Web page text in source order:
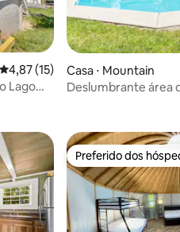
4,87 de uma avaliação média de
4,87 (15)
Lago
Casa ⋅ Mountain
Deslumbrante área
Preferido dos
Preferido dos